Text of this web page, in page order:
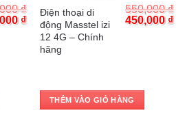
₫
₫Current
price
530,000 ₫.
Điện thoại di
động Masstel izi
12 4G – Chính
hãng
550,000₫
Original
price
450,000 ₫
THÊM VÀO GIỎ HÀNG